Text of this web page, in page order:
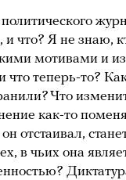
что? Я не знаю,
мотивами и
что теперь-то?
Что
как-то
отстаивал,
в чьих она